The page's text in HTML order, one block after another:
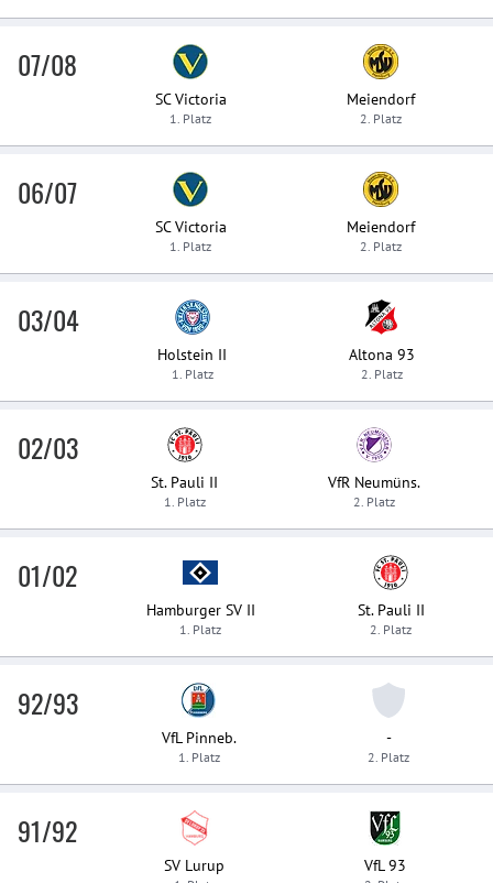
07/08
SC Victoria
1. Platz
Meiendorf
2. Platz
06/07
SC Victoria
1. Platz
Meiendorf
2. Platz
03/04
Holstein II
1. Platz
Altona 93
2. Platz
02/03
St. Pauli II
1. Platz
VfR Neumüns.
2. Platz
01/02
Hamburger SV II
1. Platz
St. Pauli II
2. Platz
92/93
VfL Pinneb.
1. Platz
-
2. Platz
91/92
SV Lurup VfL 93